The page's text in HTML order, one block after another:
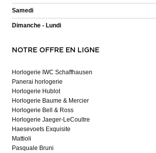
Samedi
Dimanche - Lundi
NOTRE OFFRE EN LIGNE
Horlogerie IWC Schaffhausen
Panerai horlogerie
Horlogerie Hublot
Horlogerie Baume & Mercier
Horlogerie Bell & Ross
Horlogerie Jaeger-LeCoultre
Haesevoets Exquisite
Mattioli
Pasquale Bruni